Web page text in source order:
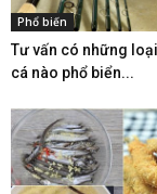
Phổ biến
Tư vấn có những
cá nào phổ biển...